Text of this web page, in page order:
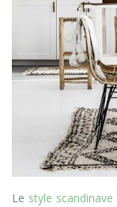
Le style scandinave